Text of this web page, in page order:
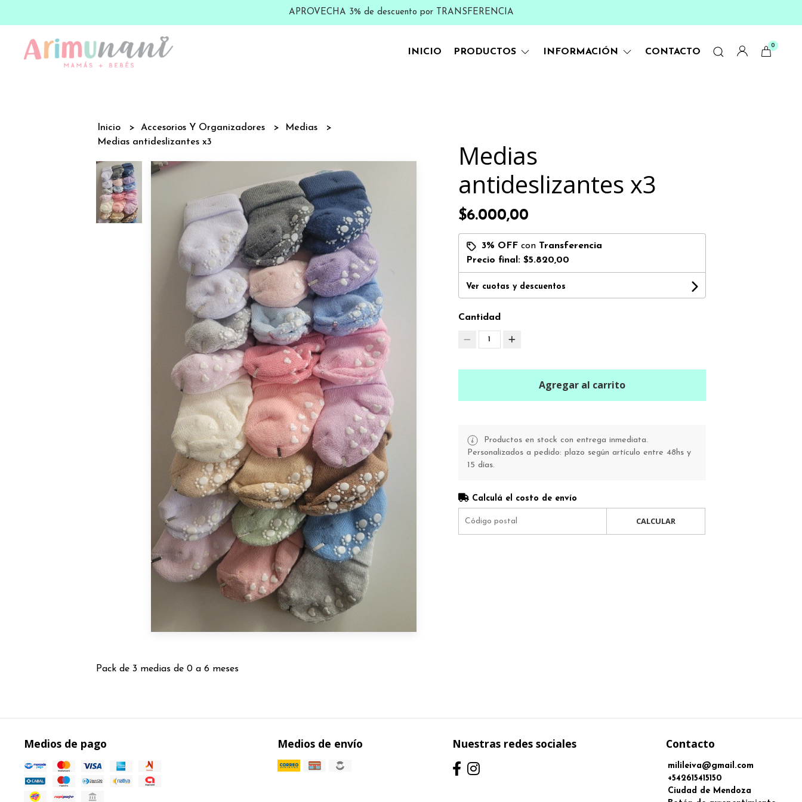
APROVECHA 3% de descuento por TRANSFERENCIA
INICIO PRODUCTOS INFORMACIÓN CONTACTO
0
Inicio Accesorios Y Organizadores
Medias
Medias antideslizantes x3
Pack de 3 medias de 0 a 6 meses
Medias
antideslizantes x3
$6.000,00
3% OFFcon Transferencia
Precio final: $5.820,00
Ver cuotas y descuentos
Cantidad
1
Agregar al carrito
Productos en stock con entrega inmediata.
Personalizados a pedido: plazo según artículo entre 48hs y
15 días.
Calculá el costo de envío
CALCULAR
Medios de pago Medios de envío Nuestras redes sociales Contacto
milileiva@gmail.com
+542615415150
Ciudad de Mendoza